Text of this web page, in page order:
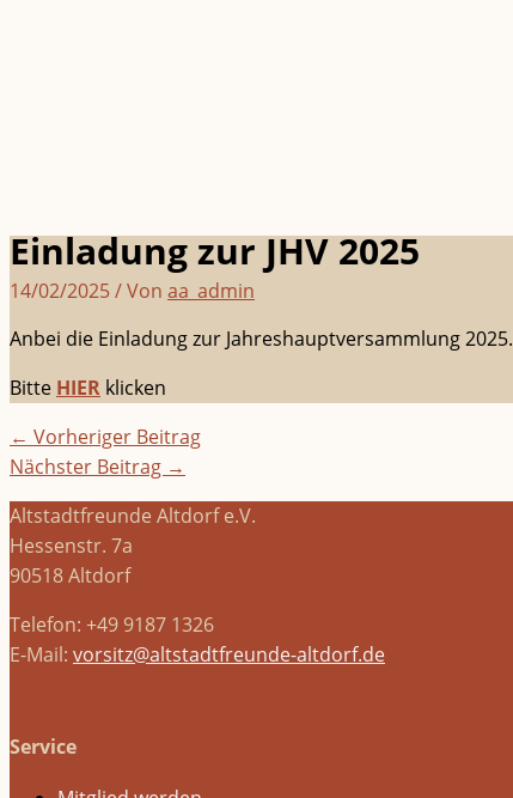
Einladung zur JHV 2025
14/02/2025/ Von aa_admin
Anbei die Einladung zur Jahreshauptversammlung 2025.
Bitte HIER klicken
← Vorheriger Beitrag
Nächster Beitrag →
Altstadtfreunde Altdorf e.V.
Hessenstr. 7a
90518 Altdorf
Telefon: +49 9187 1326
E-Mail: vorsitz@altstadtfreunde-altdorf.de
Service